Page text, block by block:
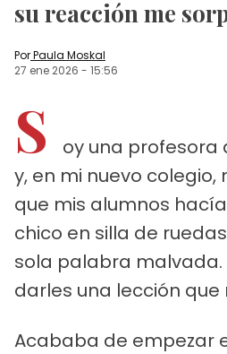
su reacción me
PorPaula Moskal
27 ene 2026 - 15:56
S
oy una profesora
y, en mi nuevo
que mis alumnos
chico en silla de
sola palabra malvada.
darles una lección que
Acababa de empezar